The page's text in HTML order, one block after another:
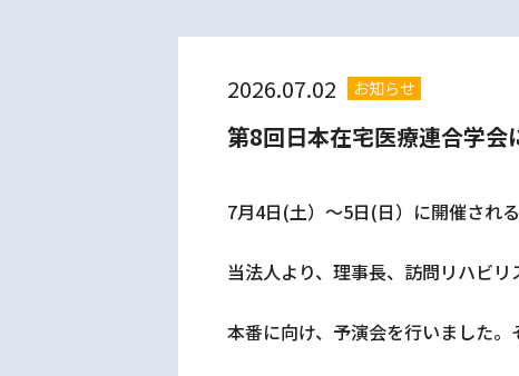
2026.07.02 お知らせ
第8回日本在宅医療連合学会
7月4日(土）～5日(日）に開催され
当法人より、理事長、訪問リハビリ
本番に向け、予演会を行いました。